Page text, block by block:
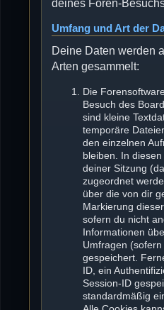
deines Foren-
Umfang und Art der
Deine Daten werden
Arten gesammelt:
Die
Besuch des
sind kleine
temporäre
den einzelnen
bleiben. In
deiner Sitzung
zugeordnet
über die von dir
Markierung
sofern du nicht
Informationen
Umfragen
gespeichert.
ID, ein
Session-ID
standardmäßig